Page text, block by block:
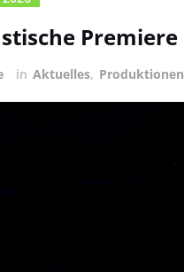
Premiere
in Aktuelles, Produktionen